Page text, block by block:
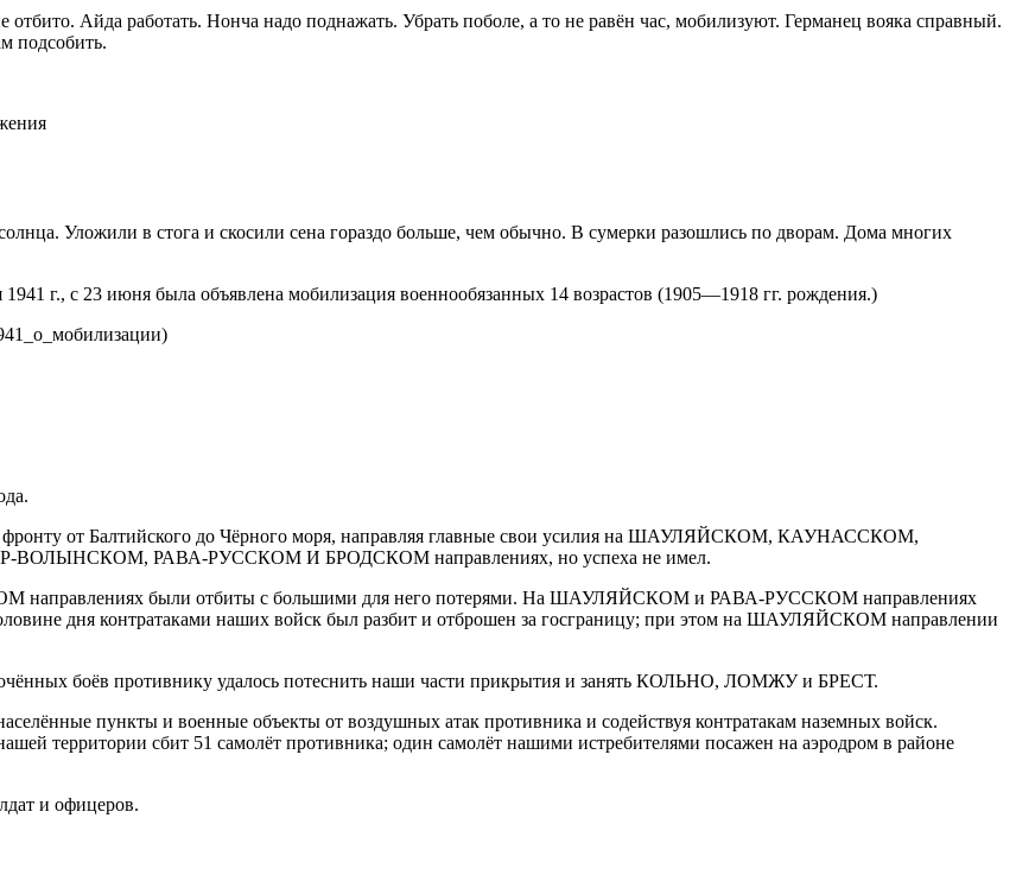
Айда работать. Нонча надо поднажать. Убрать поболе, а то не равён час, мобилизуют. Германец вояка справный.
подсобить.
Уложили в стога и скосили сена гораздо больше, чем обычно. В сумерки разошлись по дворам. Дома многих
г., с 23 июня была объявлена мобилизация военнообязанных 14 возрастов (1905—1918 гг. рождения.)
фронту от Балтийского до Чёрного моря, направляя главные свои усилия на ШАУЛЯЙСКОМ, КАУНАССКОМ,
РАВА-РУССКОМ И БРОДСКОМ направлениях, но успеха не имел.
были отбиты с большими для него потерями. На ШАУЛЯЙСКОМ и РАВА-РУССКОМ направлениях
дня контратаками наших войск был разбит и отброшен за госграницу; при этом на ШАУЛЯЙСКОМ направлении
боёв противнику удалось потеснить наши части прикрытия и занять КОЛЬНО, ЛОМЖУ и БРЕСТ.
пункты и военные объекты от воздушных атак противника и содействуя контратакам наземных войск.
территории сбит 51 самолёт противника; один самолёт нашими истребителями посажен на аэродром в районе
и офицеров.